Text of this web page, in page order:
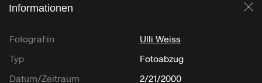
Informationen
Fotograf:in
Ulli Weiss
Typ
Fotoabzug
Datum/Zeitraum
2/21/2000